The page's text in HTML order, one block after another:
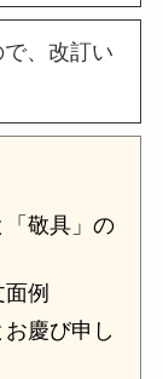
で、改訂い
「敬具」の
例
お慶び申し